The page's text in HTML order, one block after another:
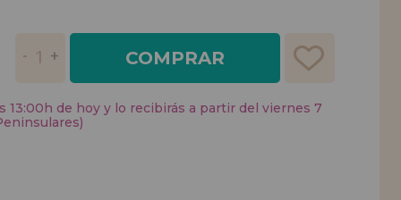
COMPRAR
13:00h de hoy y lo recibirás a partir del viernes 7